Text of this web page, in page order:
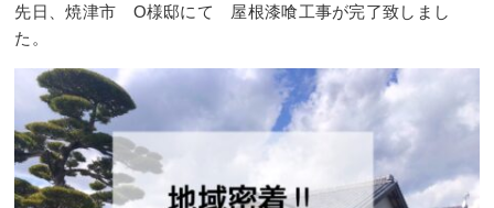
先日、焼津市 O様邸にて 屋根漆喰工事が完了致しまし
た。